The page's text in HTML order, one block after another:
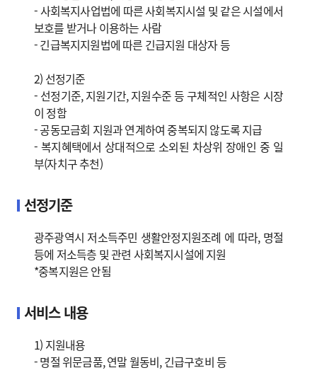
- 사회복지사업법에 따른 사회복지시설 및 같은 시설에서
보호를 받거나 이용하는 사람
- 긴급복지지원법에 따른 긴급지원 대상자 등
2) 선정기준
- 선정기준, 지원기간, 지원수준 등 구체적인 사항은 시장
이 정함
- 공동모금회 지원과 연계하여 중복되지 않도록 지급
- 복지혜택에서 상대적으로 소외된 차상위 장애인 중 일
부(자치구 추천)
선정기준
광주광역시 저소득주민 생활안정지원조례 에 따라, 명절
등에 저소득층 및 관련 사회복지시설에 지원
*중복지원은 안됨
서비스 내용
1) 지원내용
- 명절 위문금품, 연말 월동비, 긴급구호비 등